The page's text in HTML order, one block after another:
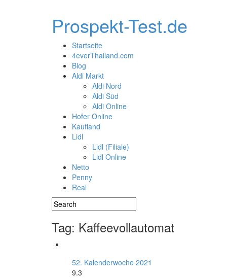
Prospekt-Test.de
Startseite
4everThailand.com
Blog
Aldi Markt
Aldi Nord
Aldi Süd
Aldi Online
Hofer Online
Kaufland
Lidl
Lidl (Filiale)
Lidl Online
Netto
Penny
Real
Tag: Kaffeevollautomat
52. Kalenderwoche 2021
9.3